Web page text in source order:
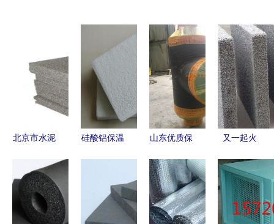
北京市水泥
硅酸铝保温
效能之选
山东优质保
聚氨酯外墙
与玻璃钢外
护保温管解
又一起火
火灾我们能
避免吗？
——从保温